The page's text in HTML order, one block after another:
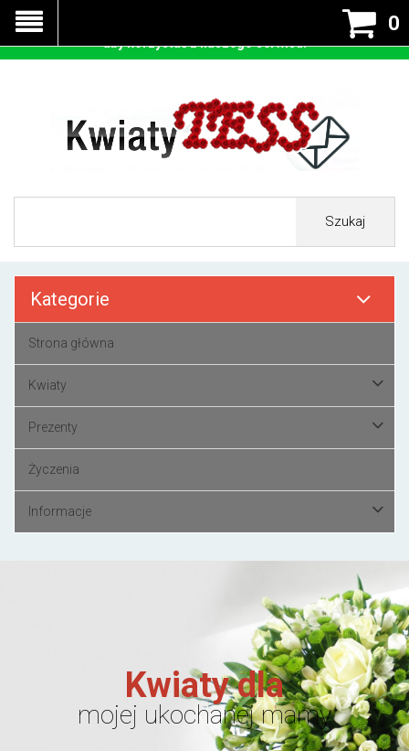
0
Szukaj
Kategorie
Strona główna
Kwiaty
Prezenty
Życzenia
Informacje
Kwiaty dla
mojej ukochanej mamy
Nasza strona korzysta z cookies - czyli tzw ciastek w celu
prawidłowego działania. Zaakceptuj przyjmowanie cookies
aby korzystać z naszego serwisu.